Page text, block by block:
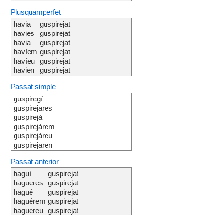
Plusquamperfet
havia
havies
havia
havíem
havíeu
havien
guspirejat
guspirejat
guspirejat
guspirejat
guspirejat
guspirejat
Passat simple
guspiregí
guspirejares
guspirejà
guspirejàrem
guspirejàreu
guspirejaren
Passat anterior
haguí
hagueres
hagué
haguérem
haguéreu
guspirejat
guspirejat
guspirejat
guspirejat
guspirejat